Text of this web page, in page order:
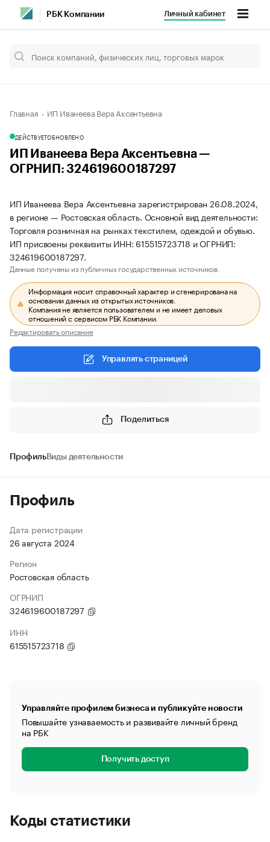
РБК Компании Личный кабинет
Главная ИП Иванеева Вера Аксентьевна
ДЕЙСТВУЕТОБНОВЛЕНО
ИП Иванеева Вера Аксентьевна —
ОГРНИП: 324619600187297
ИП Иванеева Вера Аксентьевна зарегистрирован 26.08.2024,
в регионе — Ростовская область. Основной вид деятельности:
Торговля розничная на рынках текстилем, одеждой и обувью.
ИП присвоены реквизиты ИНН: 615515723718 и ОГРНИП:
324619600187297.
Данные получены из публичных государственных источников.
Информация носит справочный характер и сгенерирована на
основании данных из открытых источников.
Компания не является пользователем и не имеет деловых
отношений с сервисом РБК Компании.
Редактировать описание
Управлять страницей
Поделиться
ПрофильВиды деятельности
Профиль
Дата регистрации
26 августа 2024
Регион
Ростовская область
ОГРНИП
324619600187297
ИНН
615515723718
Управляйте профилем бизнеса и публикуйте новости
Повышайте узнаваемость и развивайте личный бренд
на РБК
Получить доступ
Коды статистики